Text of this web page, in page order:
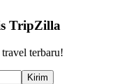
TripZilla
terbaru!
Kirim